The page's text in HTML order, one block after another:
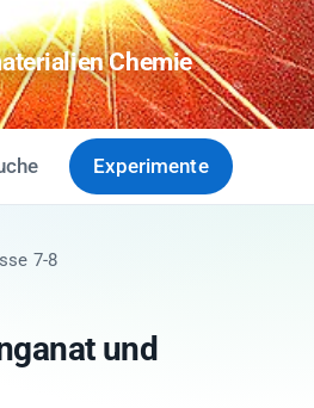
Chemie
Experimente
7-8
und